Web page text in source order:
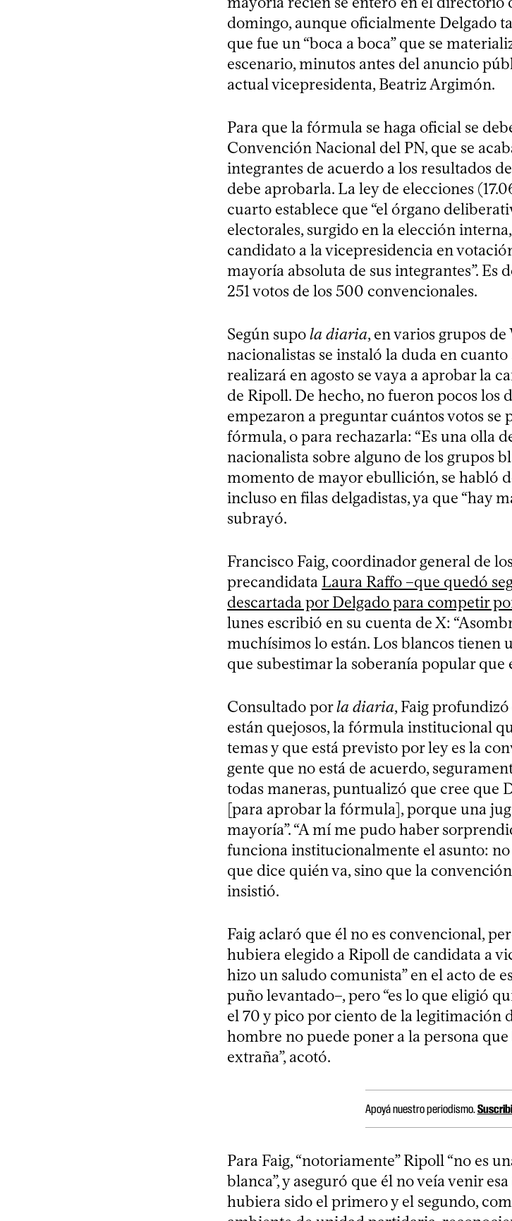
domingo, aunque oficialmente Delgado
que fue un “boca a boca” que se
escenario, minutos antes del anuncio
actual vicepresidenta, Beatriz Argimón.
Para que la fórmula se haga oficial se
Convención Nacional del PN, que se
integrantes de acuerdo a los resultados
debe aprobarla. La ley de elecciones
cuarto establece que “el órgano
electorales, surgido en la elección
candidato a la vicepresidencia en
mayoría absoluta de sus integrantes”. Es
251 votos de los 500 convencionales.
Según supola diaria, en varios grupos
nacionalistas se instaló la duda en
realizará en agosto se vaya a aprobar la
de Ripoll. De hecho, no fueron pocos los
empezaron a preguntar cuántos votos se
fórmula, o para rechazarla: “Es una olla
nacionalista sobre alguno de los grupos
momento de mayor ebullición, se habló
incluso en filas delgadistas, ya que “hay
subrayó.
Francisco Faig, coordinador general de
precandidataLaura Raffo –que quedó
descartada por Delgado para competir
lunes escribió en su cuenta de X:
muchísimos lo están. Los blancos tienen
que subestimar la soberanía popular que
Consultado porla diaria, Faig
están quejosos, la fórmula institucional
temas y que está previsto por ley es la
gente que no está de acuerdo,
todas maneras, puntualizó que cree que
[para aprobar la fórmula], porque una
mayoría”. “A mí me pudo haber
funciona institucionalmente el asunto: no
que dice quién va, sino que la
insistió.
Faig aclaró que él no es convencional,
hubiera elegido a Ripoll de candidata a
hizo un saludo comunista” en el acto de
puño levantado–, pero “es lo que eligió
el 70 y pico por ciento de la legitimación
hombre no puede poner a la persona
extraña”, acotó.
Apoyá nuestro periodismo.
Para Faig, “notoriamente” Ripoll “no es
blanca”, y aseguró que él no veía venir
hubiera sido el primero y el segundo,